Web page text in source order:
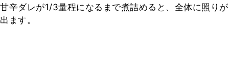
甘辛ダレが1/3量程になるまで煮詰めると、全体に照りが
出ます。